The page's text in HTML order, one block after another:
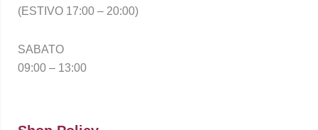
(ESTIVO 17:00 – 20:00)
SABATO
09:00 – 13:00